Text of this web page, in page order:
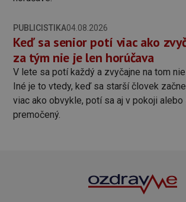
PUBLICISTIKA04.08.2026
Keď sa senior potí viac ako
za tým nie je len horúčava
V lete sa potí každý a zvyčajne na tom
Iné je to vtedy, keď sa starší človek
viac ako obvykle, potí sa aj v pokoji
premočený.